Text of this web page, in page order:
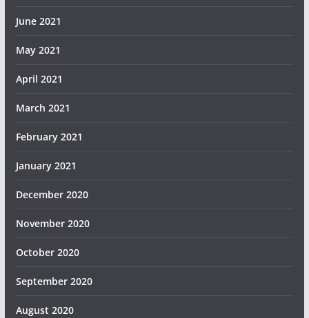
June 2021
May 2021
April 2021
March 2021
February 2021
January 2021
December 2020
November 2020
October 2020
September 2020
August 2020